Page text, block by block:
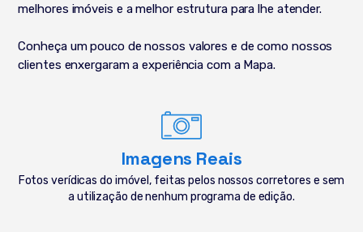
melhores imóveis e a melhor estrutura para lhe atender.
Conheça um pouco de nossos valores e de como nossos
clientes enxergaram a experiência com a Mapa.
Imagens Reais
Fotos verídicas do imóvel, feitas pelos nossos corretores e sem
a utilização de nenhum programa de edição.